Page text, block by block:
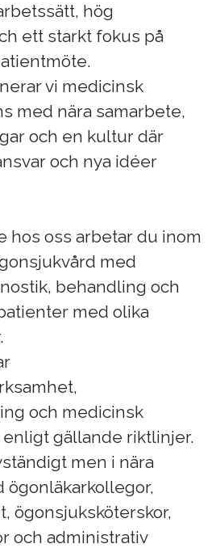
hög
ett starkt fokus på
vi medicinsk
med nära samarbete,
och en kultur där
och nya idéer
hos oss arbetar du inom
med
behandling och
med olika
och medicinsk
gällande riktlinjer.
men i nära
ögonläkarkollegor,
ögonsjuksköterskor,
och administrativ